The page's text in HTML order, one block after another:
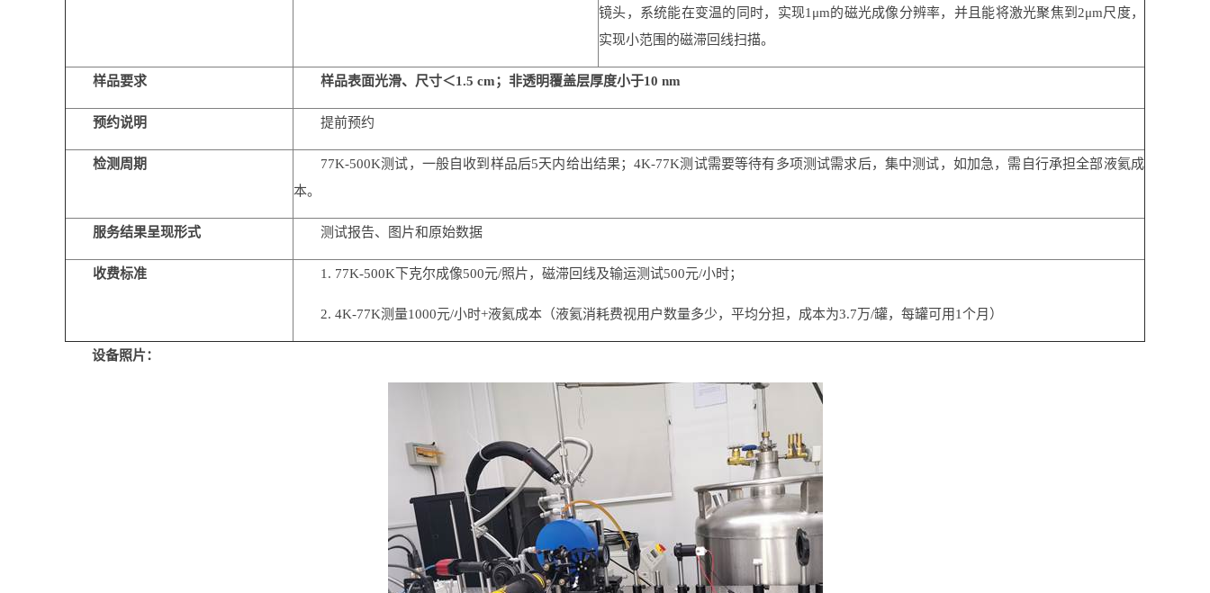
镜头，系统能在变温的同时，实现1μm的磁光成像分辨率，并且能将激光聚焦到2μm尺度，
实现小范围的磁滞回线扫描。
样品要求 样品表面光滑、尺寸＜1.5 cm；非透明覆盖层厚度小于10 nm
预约说明 提前预约
检测周期
77K-500K测试，一般自收到样品后5天内给出结果；4K-77K测试需要等待有多项测试需求后，集中测试，如加急，需自行承担全部液氦成
本。
服务结果呈现形式 测试报告、图片和原始数据
收费标准 1. 77K-500K下克尔成像500元/照片，磁滞回线及输运测试500元/小时；
2. 4K-77K测量1000元/小时+液氦成本（液氦消耗费视用户数量多少，平均分担，成本为3.7万/罐，每罐可用1个月）
设备照片：